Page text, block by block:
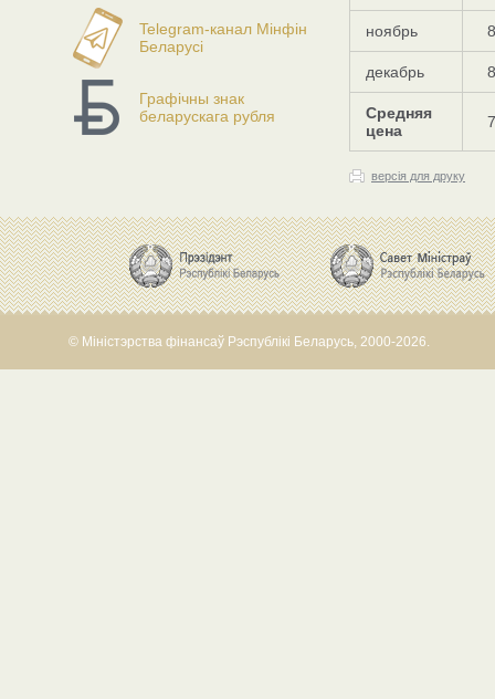
Telegram-канал Мінфін
Беларусі
Графічны знак
беларускага рубля
ноябрь
декабрь
Средняя
цена
версія для друку
© Міністэрства фінансаў Рэспублікі Беларусь, 2000-2026.